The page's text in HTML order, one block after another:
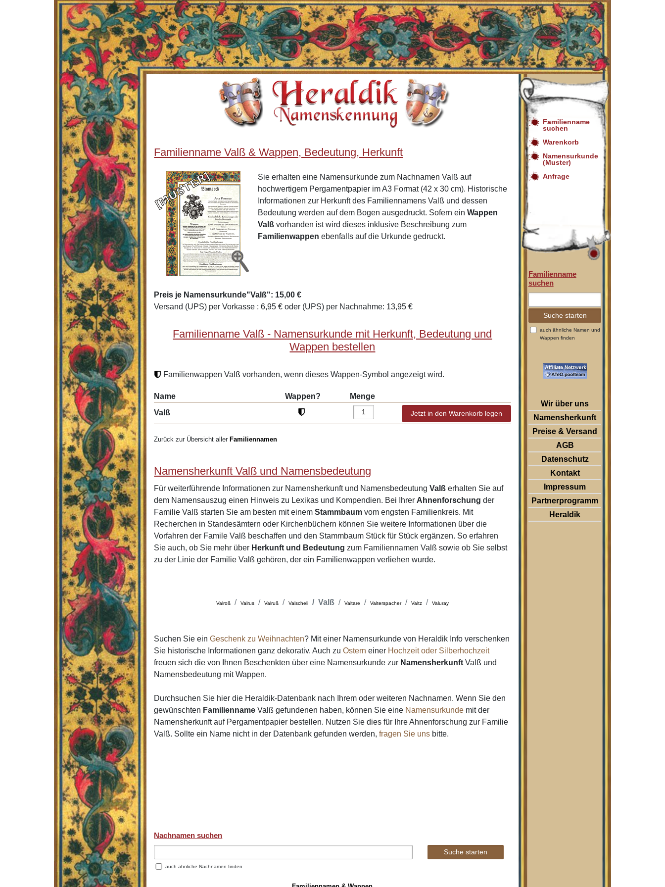
Familienname Valß & Wappen, Bedeutung, Herkunft
Sie erhalten eine Namensurkunde zum Nachnamen Valß auf
hochwertigem Pergamentpapier im A3 Format (42 x 30 cm). Historische
Informationen zur Herkunft des Familiennamens Valß und dessen
Bedeutung werden auf dem Bogen ausgedruckt. Sofern einWappen
Valß vorhanden ist wird dieses inklusive Beschreibung zum
Familienwappen ebenfalls auf die Urkunde gedruckt.
Preis je Namensurkunde"Valß": 15,00 €
Versand (UPS) per Vorkasse : 6,95 € oder (UPS) per Nachnahme: 13,95 €
Familienname Valß - Namensurkunde mit Herkunft, Bedeutung und
Wappen bestellen
Familienwappen Valß vorhanden, wenn dieses Wappen-Symbol angezeigt wird.
Name Wappen?
Menge
Valß
Zurück zur Übersicht aller Familiennamen
Namensherkunft Valß und Namensbedeutung
Für weiterführende Informationen zur Namensherkunft und NamensbedeutungValß erhalten Sie auf
dem Namensauszug einen Hinweis zu Lexikas und Kompendien. Bei Ihrer Ahnenforschung der
Familie Valß starten Sie am besten mit einemStammbaum vom engsten Familienkreis. Mit
Recherchen in Standesämtern oder Kirchenbüchern können Sie weitere Informationen über die
Vorfahren der Famile Valß beschaffen und den Stammbaum Stück für Stück ergänzen. So erfahren
Sie auch, ob Sie mehr über Herkunft und Bedeutung zum Familiennamen Valß sowie ob Sie selbst
zu der Linie der Familie Valß gehören, der ein Familienwappen verliehen wurde.
Valroß Valrus Valruß Valscheli Valß Valtare Valterspacher Valtz Valuray
Suchen Sie einGeschenk zu Weihnachten? Mit einer Namensurkunde von Heraldik Info verschenken
Sie historische Informationen ganz dekorativ. Auch zuOstern einer Hochzeit oder Silberhochzeit
freuen sich die von Ihnen Beschenkten über eine Namensurkunde zur Namensherkunft Valß und
Namensbedeutung mit Wappen.
Durchsuchen Sie hier die Heraldik-Datenbank nach Ihrem oder weiteren Nachnamen. Wenn Sie den
gewünschten Familienname Valß gefundenen haben, können Sie eine Namensurkunde mit der
Namensherkunft auf Pergamentpapier bestellen. Nutzen Sie dies für Ihre Ahnenforschung zur Familie
Valß. Sollte ein Name nicht in der Datenbank gefunden werden,fragen Sie uns bitte.
Nachnamen suchen
auch ähnliche Nachnamen finden
Familienname
suchen
Warenkorb
Namensurkunde
(Muster)
Anfrage
Familienname
suchen
auch ähnliche Namen und
Wappen finden
Wir über uns
Namensherkunft
Preise & Versand
AGB
Datenschutz
Kontakt
Impressum
Partnerprogramm
Heraldik